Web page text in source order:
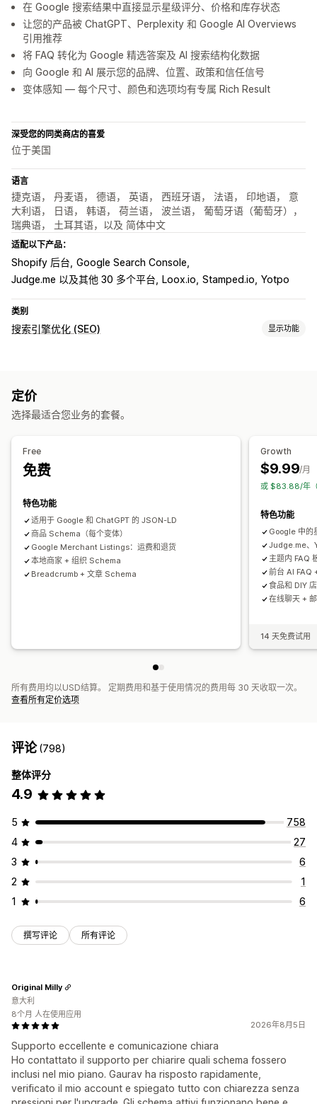
在 Google 搜索结果中直接显示星级评分、价格和库存状态
让您的产品被 ChatGPT、Perplexity 和 Google AI Overviews
引用推荐
将 FAQ 转化为 Google 精选答案及 AI 搜索结构化数据
向 Google 和 AI 展示您的品牌、位置、政策和信任信号
变体感知 — 每个尺寸、颜色和选项均有专属 Rich Result
深受您的同类商店的喜爱
位于美国
语言
捷克语， 丹麦语， 德语， 英语， 西班牙语， 法语， 印地语， 意
大利语， 日语， 韩语， 荷兰语， 波兰语， 葡萄牙语（葡萄牙），
瑞典语， 土耳其语，以及 简体中文
适配以下产品：
Shopify 后台 Google Search Console
Judge.me 以及其他 30 多个平台
Loox.io Stamped.io Yotpo
类别
搜索引擎优化 (SEO) 显示功能
本地 SEO
定价
选择最适合您业务的套餐。
Free
免费
特色功能
适用于 Google 和 ChatGPT 的 JSON-LD
商品 Schema（每个变体）
Google Merchant Listings：运费和退货
本地商家 + 组织 Schema
Breadcrumb + 文章 Schema
Growth
$9.99/月
或 $83.88/年
特色功能
Google 中的
Judge.me、
主题内 FAQ
前台 AI FAQ
食品和 DIY
在线聊天 +
14 天免费试用
所有费用均以USD结算。 定期费用和基于使用情况的费用每 30 天收取一次。
查看所有定价选项
评论(798)
整体评分
4.9
5
758
4
27
3
6
2
1
1
6
撰写评论 所有评论
2026年8月5日
Supporto eccellente e comunicazione chiara
Ho contattato il supporto per chiarire quali schema fossero
inclusi nel mio piano. Gaurav ha risposto rapidamente,
verificato il mio account e spiegato tutto con chiarezza senza
Original Milly
意大利
8个月 人在使用应用